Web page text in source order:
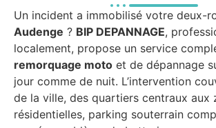
Un incident a immobilisé votre deux-
Audenge ? BIP DEPANNAGE,
localement, propose un service
remorquage moto et de dépannage
jour comme de nuit. L’intervention
de la ville, des quartiers centraux aux
résidentielles, parking souterrain